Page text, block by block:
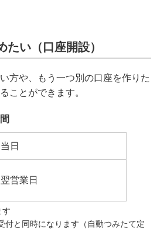
たい（口座開設）
方や、もう一つ別の口座を作りた
ことができます。
当日
翌営業日
す
付と同時になります（自動つみたて定